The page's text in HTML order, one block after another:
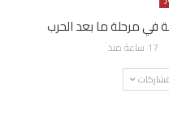
في مرحلة ما بعد الحرب
17 ساعة منذ